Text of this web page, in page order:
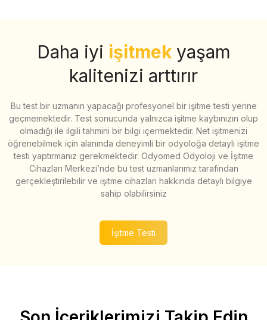
Daha iyi işitmek yaşam
kalitenizi arttırır
Bu test bir uzmanın yapacağı profesyonel bir işitme testi yerine
geçmemektedir. Test sonucunda yalnızca işitme kaybınızın olup
olmadığı ile ilgili tahmini bir bilgi içermektedir. Net işitmenizi
öğrenebilmek için alanında deneyimli bir odyoloğa detaylı işitme
testi yaptırmanız gerekmektedir. Odyomed Odyoloji ve İşitme
Cihazları Merkezi’nde bu test uzmanlarımız tarafından
gerçekleştirilebilir ve işitme cihazları hakkında detaylı bilgiye
sahip olabilirsiniz
İşitme Testi